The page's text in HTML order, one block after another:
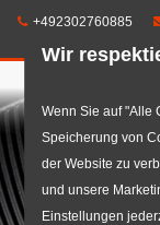
Wir
Wenn Sie auf "Alle
Speicherung von
der Website zu
und unsere
Einstellungen
Direkt
zum
Inhalt
Telefon:
+492302760885